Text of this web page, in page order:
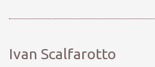
Ivan Scalfarotto